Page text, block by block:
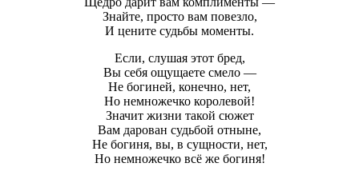
Знайте, просто вам повезло,
И цените судьбы моменты.
Если, слушая этот бред,
Вы себя ощущаете смело —
Не богиней, конечно, нет,
Но немножечко королевой!
Значит жизни такой сюжет
Вам дарован судьбой отныне,
Не богиня, вы, в сущности, нет,
Но немножечко всё же богиня!